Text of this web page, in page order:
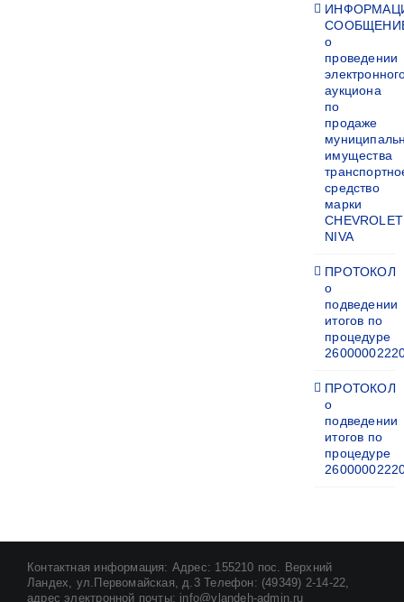
о
проведении
аукциона
по
продаже
имущества
средство
марки
CHEVROLET
NIVA
ПРОТОКОЛ
о
подведении
итогов по
процедуре
ПРОТОКОЛ
о
подведении
итогов по
процедуре
Контактная информация: Адрес: 155210 пос. Верхний
Ландех, ул.Первомайская, д.3 Телефон: (49349) 2-14-22,
адрес электронной почты: info@vlandeh-admin.ru